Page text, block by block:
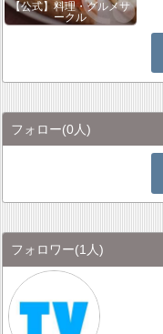
【公式】料理・グルメサ
ークル
フォロー(0人)
フォロワー(1人)